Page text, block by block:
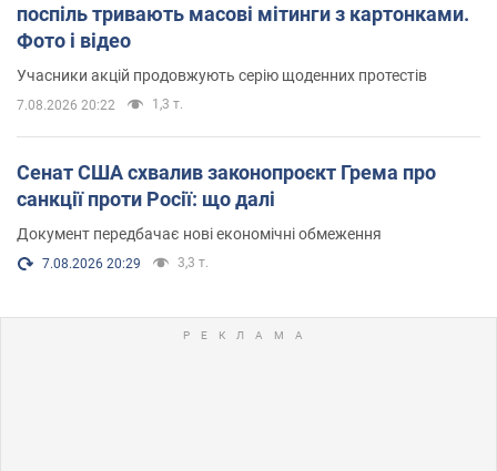
поспіль тривають масові мітинги з картонками.
Фото і відео
Учасники акцій продовжують серію щоденних протестів
7.08.2026 20:22 1,3 т.
Сенат США схвалив законопроєкт Грема про
санкції проти Росії: що далі
Документ передбачає нові економічні обмеження
7.08.2026 20:29 3,3 т.